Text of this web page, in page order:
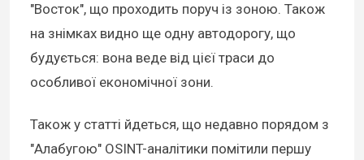
"Восток", що проходить поруч із зоною. Також
на знімках видно ще одну автодорогу, що
будується: вона веде від цієї траси до
особливої економічної зони.
Також у статті йдеться, що недавно порядом з
"Алабугою" OSINT-аналітики помітили першу